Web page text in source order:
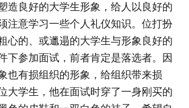
造良好的大学生形象，给人以良好的
注意学习一些个人礼仪知识。位打扮
心的、或邋遢的大学生与形象良好的
下参加面试，前者肯定是落选者。因
也有损组织的形象，给组织带来损
大学生，他在面试时穿了一身刚买的